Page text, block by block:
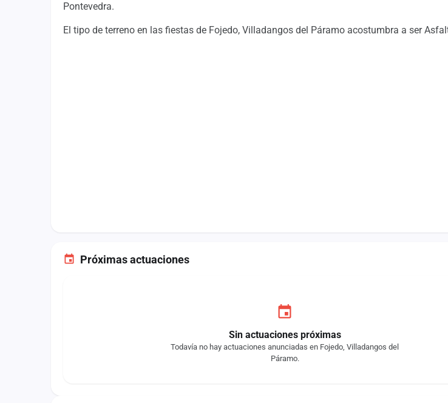
Pontevedra.
El tipo de terreno en las fiestas de Fojedo, Villadangos del Páramo acostumbra a ser
Próximas actuaciones
Sin actuaciones próximas
Todavía no hay actuaciones anunciadas en Fojedo, Villadangos del
Páramo.